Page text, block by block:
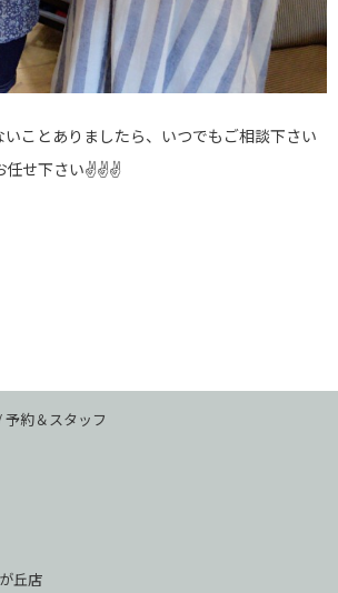
ことありましたら、いつでもご相談下さい
せ下さい✌✌✌
予約＆スタッフ
丘店